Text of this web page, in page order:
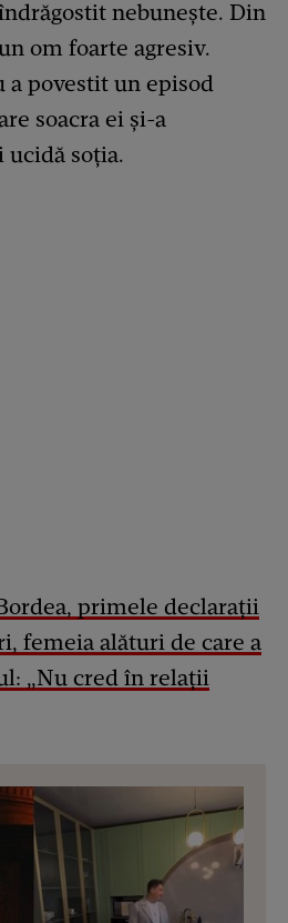
nebunește. Din
om foarte agresiv.
a povestit un episod
soacra ei și-a
soția.
primele declarații
femeia alături de care a
„Nu cred în relații